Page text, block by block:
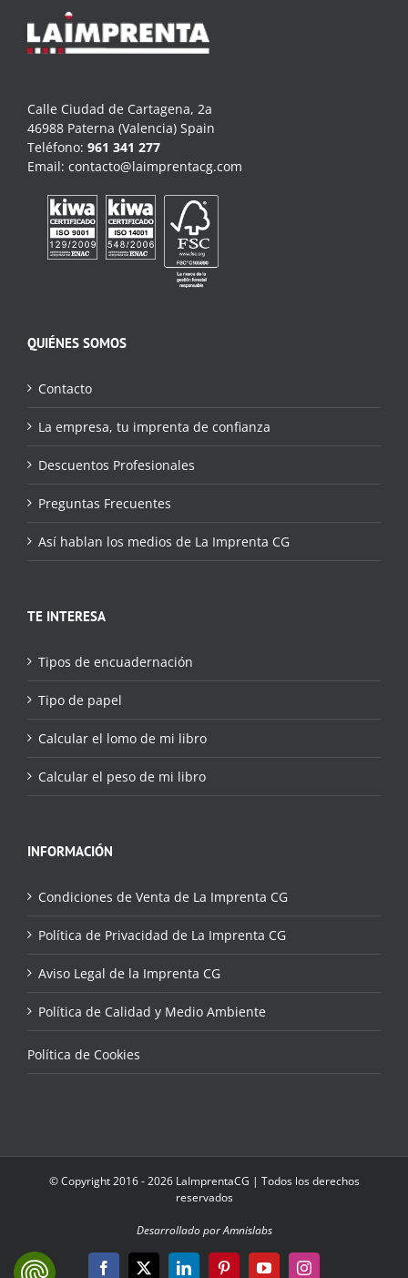
Calle Ciudad de Cartagena, 2a
46988 Paterna (Valencia) Spain
Teléfono: 961 341 277
Email: contacto@laimprentacg.com
QUIÉNES SOMOS
Contacto
La empresa, tu imprenta de confianza
Descuentos Profesionales
Preguntas Frecuentes
Así hablan los medios de La Imprenta CG
TE INTERESA
Tipos de encuadernación
Tipo de papel
Calcular el lomo de mi libro
Calcular el peso de mi libro
INFORMACIÓN
Condiciones de Venta de La Imprenta CG
Política de Privacidad de La Imprenta CG
Aviso Legal de la Imprenta CG
Política de Calidad y Medio Ambiente
Política de Cookies
© Copyright 2016 - 2026 LaImprentaCG | Todos los derechos
reservados
Desarrollado por Amnislabs
Facebook
X LinkedInPinterestYouTubeInstagram